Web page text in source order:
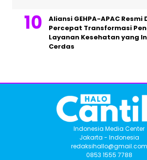
Aliansi GEHPA-APAC Resmi
Percepat Transformasi
Layanan Kesehatan yang
Cerdas
Indonesia Media Center
Jakarta - Indonesia
redaksihallo@gmail.com
0853 1555 7788